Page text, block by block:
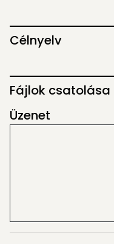
Célnyelv
Fájlok csatolása
Üzenet